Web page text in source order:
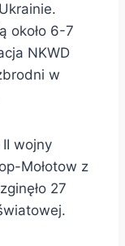
około 6-7
NKWD
w
wojny
Mołotow z
27